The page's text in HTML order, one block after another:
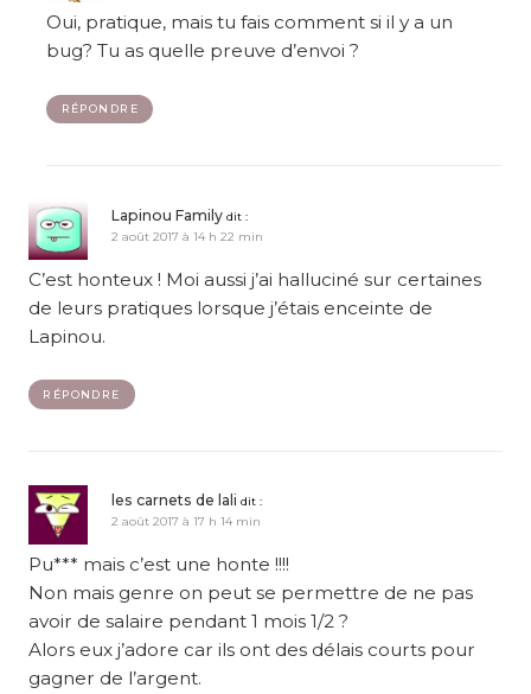
Oui, pratique, mais tu fais comment si il y a un
bug? Tu as quelle preuve d’envoi ?
RÉPONDRE
Lapinou Family dit :
2 août 2017 à 14 h 22 min
C’est honteux ! Moi aussi j’ai halluciné sur certaines
de leurs pratiques lorsque j’étais enceinte de
Lapinou.
RÉPONDRE
les carnets de lali dit :
2 août 2017 à 17 h 14 min
Pu*** mais c’est une honte !!!!
Non mais genre on peut se permettre de ne pas
avoir de salaire pendant 1 mois 1/2 ?
Alors eux j’adore car ils ont des délais courts pour
gagner de l’argent.